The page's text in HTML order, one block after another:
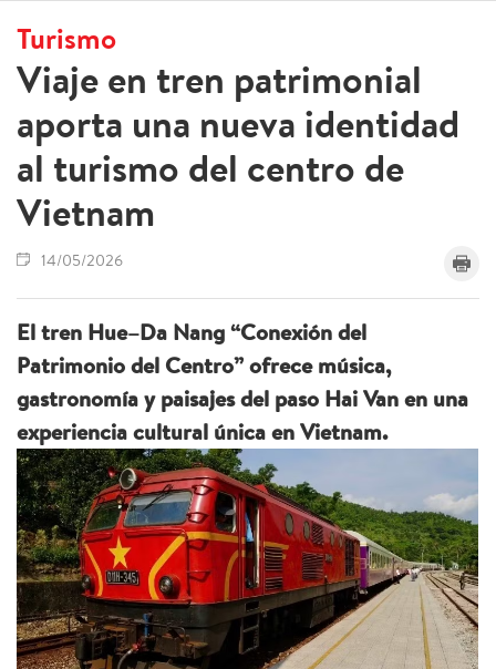
Turismo
Viaje en tren patrimonial
aporta una nueva identidad
al turismo del centro de
Vietnam
14/05/2026
El tren Hue–Da Nang “Conexión del
Patrimonio del Centro” ofrece música,
gastronomía y paisajes del paso Hai Van en una
experiencia cultural única en Vietnam.